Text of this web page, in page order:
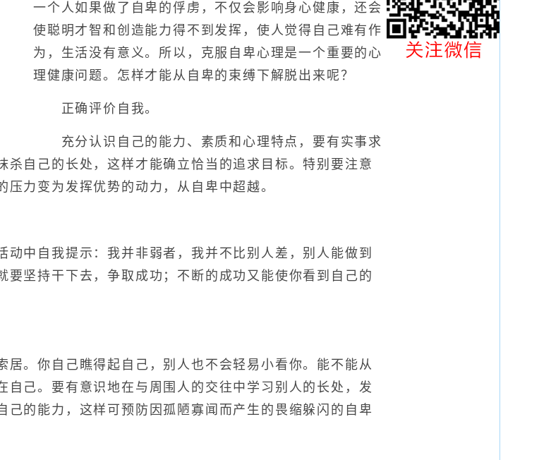
一个人如果做了自卑的俘虏，不仅会影响身心健康，还会
使聪明才智和创造能力得不到发挥，使人觉得自己难有作
为，生活没有意义。所以，克服自卑心理是一个重要的心
理健康问题。怎样才能从自卑的束缚下解脱出来呢？
正确评价自我。
充分认识自己的能力、素质和心理特点，要有实事求
杀自己的长处，这样才能确立恰当的追求目标。特别要注意
力变为发挥优势的动力，从自卑中超越。
中自我提示：我并非弱者，我并不比别人差，别人能做到
要坚持干下去，争取成功；不断的成功又能使你看到自己的
。你自己瞧得起自己，别人也不会轻易小看你。能不能从
自己。要有意识地在与周围人的交往中学习别人的长处，发
己的能力，这样可预防因孤陋寡闻而产生的畏缩躲闪的自卑